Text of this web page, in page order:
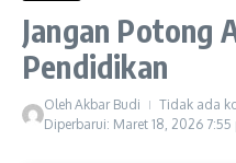
Jangan Potong
Pendidikan
Oleh Akbar Budi Tidak ada
Diperbarui: Maret 18, 2026 7:55